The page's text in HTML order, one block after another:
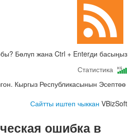
Бөлүп жана Ctrl + Enterди басыңыз
Статистика
Кыргыз Республикасынын Эсептөө
Сайтты иштеп чыккан VBizSoft
ошибка в